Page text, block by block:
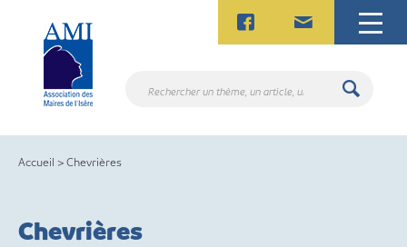
content
Rechercher
Accueil >Chevrières
Chevrières